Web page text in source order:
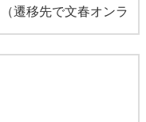
（遷移先で文春オンラ